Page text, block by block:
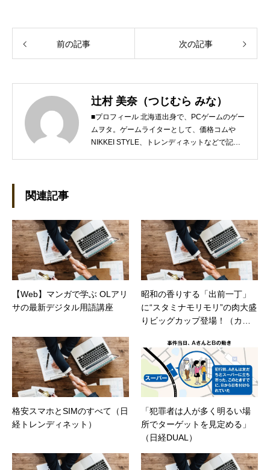
前の記事 次の記事
辻村 美奈（つじむら みな）
■プロフィール 北海道出身で、PCゲームのゲー
ムヲタ。ゲームライターとして、価格コムや
NIKKEI STYLE、トレンディネットなどで記事
関連記事
【Web】マンガで学ぶ OLアリ
サの最新デジタル用語講座
昭和の香りする「出前一丁」
に“スタミナモリモリ”の肉大盛
りビッグカップ登場！（カカ
格安スマホとSIMのすべて（日
経トレンディネット）
「犯罪者は人が多く明るい場
所でターゲットを見定める」
（日経DUAL）